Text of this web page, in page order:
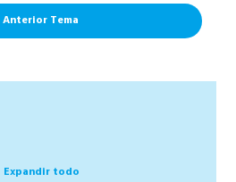
Anterior Tema
Expandir todo